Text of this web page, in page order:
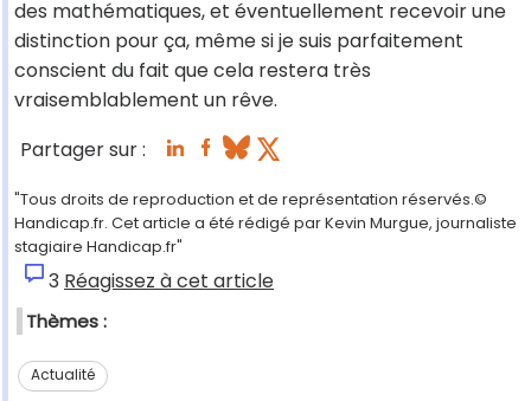
des mathématiques, et éventuellement recevoir une
distinction pour ça, même si je suis parfaitement
conscient du fait que cela restera très
vraisemblablement un rêve.
Partager sur :
"Tous droits de reproduction et de représentation réservés.©
Handicap.fr. Cet article a été rédigé par Kevin Murgue, journaliste
stagiaire Handicap.fr"
3 Réagissez à cet article
Thèmes :
Actualité